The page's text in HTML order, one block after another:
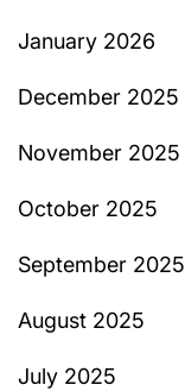
January 2026
December 2025
November 2025
October 2025
September 2025
August 2025
July 2025